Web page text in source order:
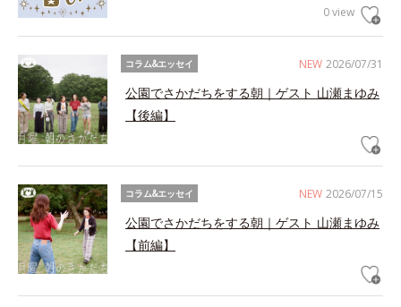
0 view
NEW 2026/07/31
コラム&エッセイ
公園でさかだちをする朝｜ゲスト 山瀬まゆみ
【後編】
NEW 2026/07/15
コラム&エッセイ
公園でさかだちをする朝｜ゲスト 山瀬まゆみ
【前編】